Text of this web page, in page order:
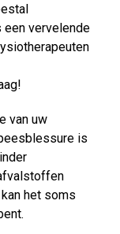
een vervelende
van uw
is
het soms